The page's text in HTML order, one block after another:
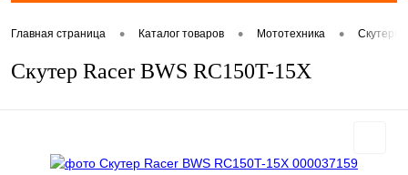
Главная страница • Каталог товаров • Мототехника • Скутеры
Скутер Racer BWS RC150T-15X